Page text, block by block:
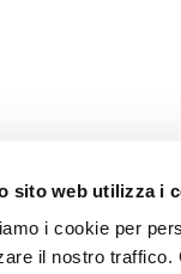
sito web utilizza i
i cookie per
il nostro traffico.